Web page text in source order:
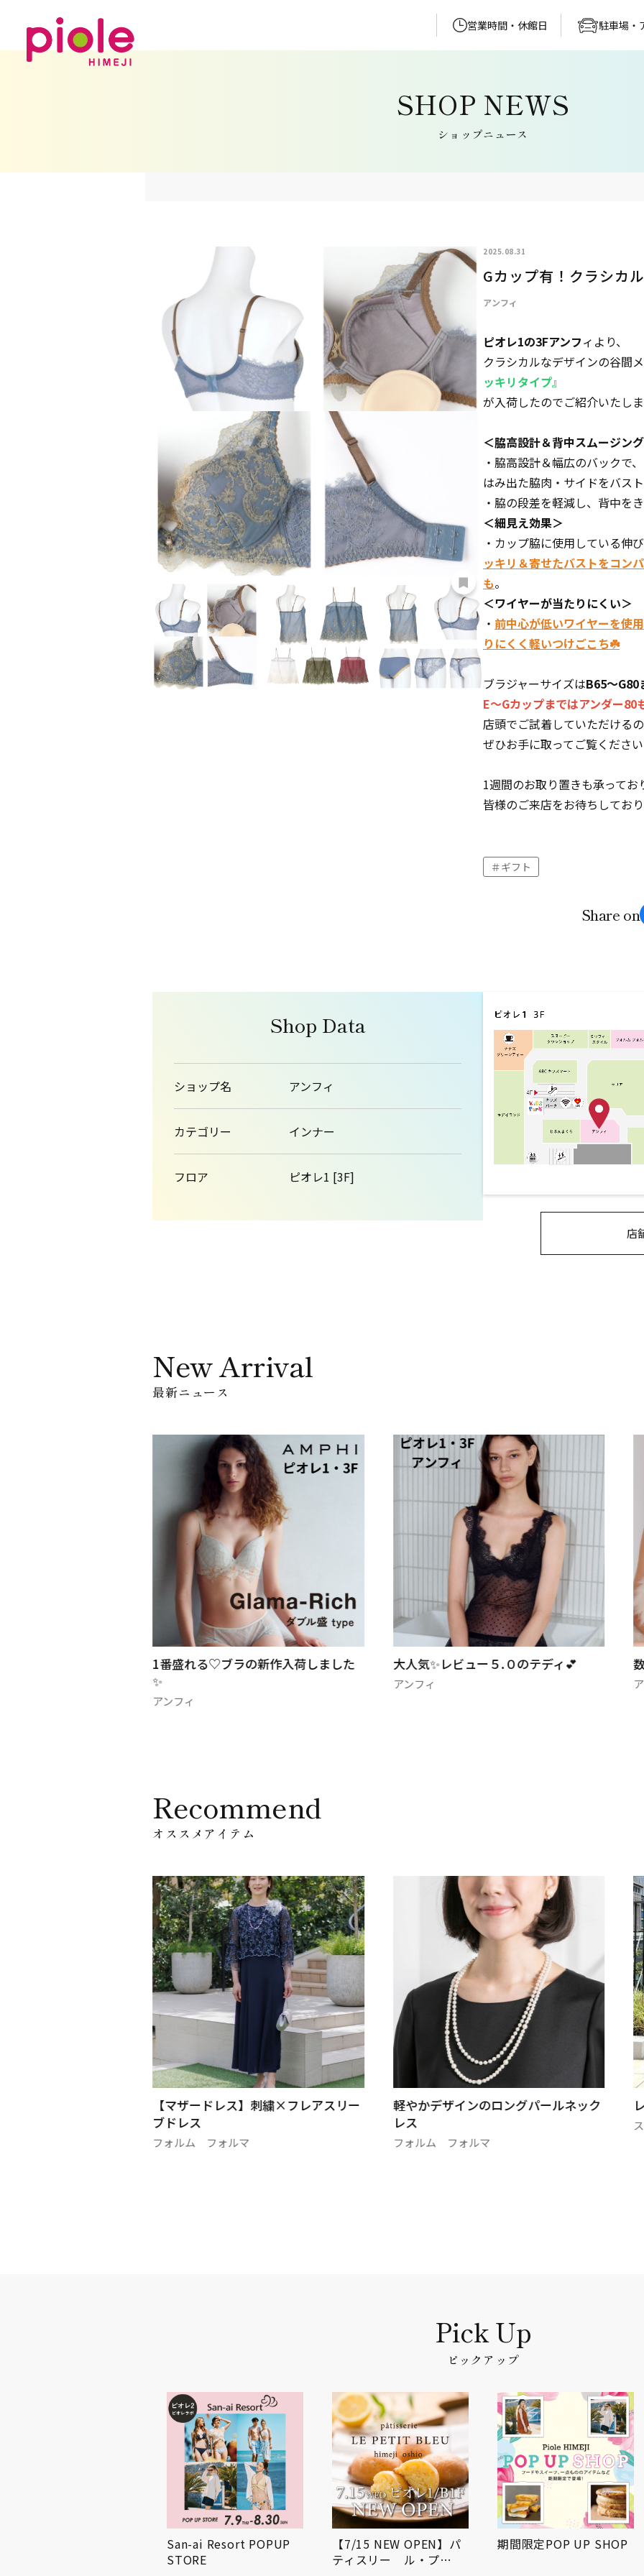
営業時間・休館日 駐車場・
ショップニュース
2025.08.31
Gカップ有！クラシカ
アンフィ
ピオレ1の3Fアンフィより、
クラシカルなデザインの谷間
ッキリタイプ』
が入荷したのでご紹介いたし
＜脇高設計＆背中スムージン
・脇高設計＆幅広のバックで、
はみ出た脇肉・サイドをバス
・脇の段差を軽減し、背中を
＜細見え効果＞
・カップ脇に使用している伸
ッキリ＆寄せたバストをコン
も。
＜ワイヤーが当たりにくい＞
・ 前中心が低いワイヤーを使用
りにくく軽いつけごこち☘️
ブラジャーサイズはB65〜G80
E〜Gカップまではアンダー80
店頭でご試着していただける
ぜひお手に取ってご覧くださ
1週間のお取り置きも承ってお
皆様のご来店をお待ちしてお
ギフト
Share on
Shop Data
ショップ名 アンフィ
カテゴリー インナー
フロア ピオレ1 [3F]
店
New Arrival
最新ニュース
1番盛れる♡ブラの新作入荷しました
✨
アンフィ
大人気✨レビュー５.０のテディ💕
アンフィ
Recommend
オススメアイテム
【マザードレス】刺繍×フレアスリー
ブドレス
フォルム フォルマ
軽やかデザインのロングパールネック
レス
フォルム フォルマ
ピックアップ
San-ai Resort POPUP
STORE
【7/15 NEW OPEN】パ
ティスリー ル・プ…
期間限定POP UP SHOP